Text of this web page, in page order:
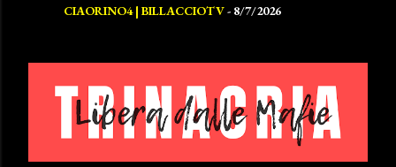
CIAORINO4 | BILLACCIOTV- 8/7/2026